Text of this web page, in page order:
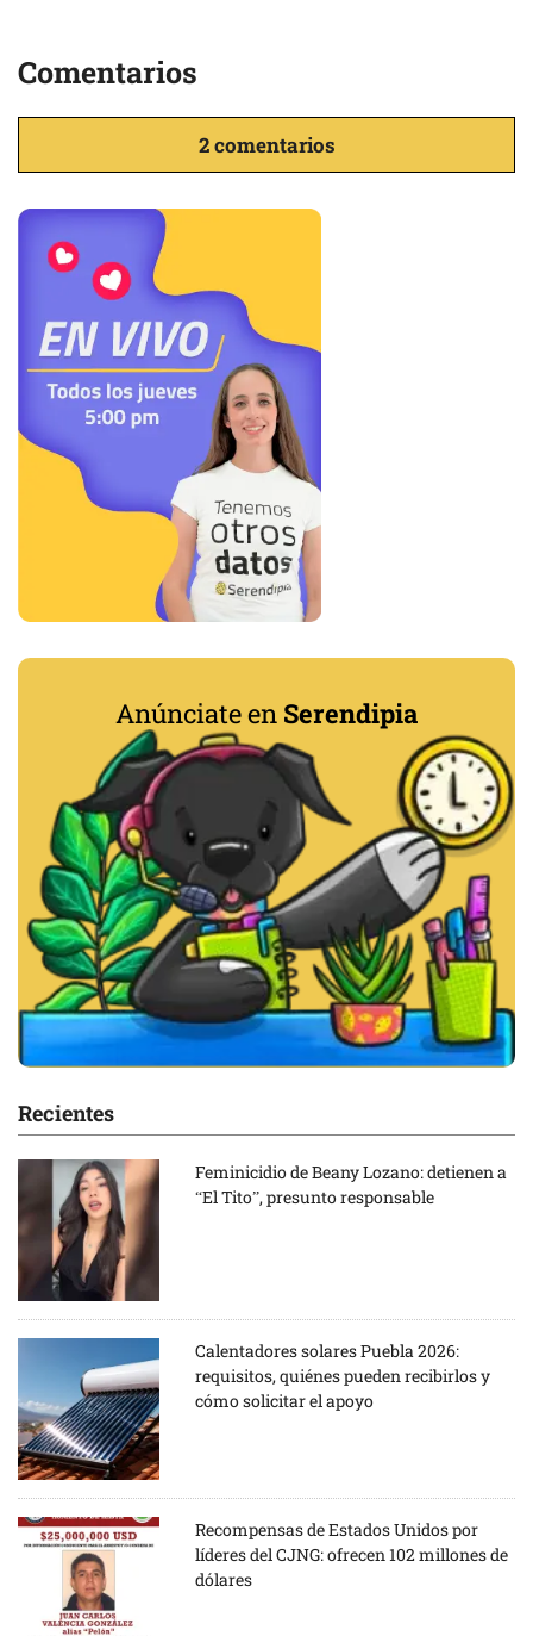
Comentarios
2 comentarios
Anúnciate en Serendipia
Recientes
Feminicidio de Beany Lozano: detienen a
“El Tito”, presunto responsable
Calentadores solares Puebla 2026:
requisitos, quiénes pueden recibirlos y
cómo solicitar el apoyo
Recompensas de Estados Unidos por
líderes del CJNG: ofrecen 102 millones de
dólares